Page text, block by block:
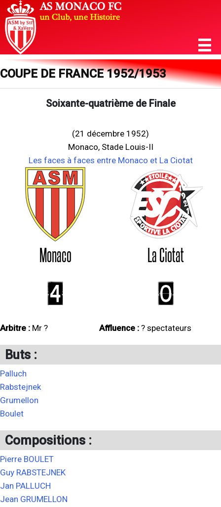
COUPE DE FRANCE 1952/1953
Soixante-quatrième de Finale
(21 décembre 1952)
Monaco, Stade Louis-II
Les faces à faces entre Monaco et La Ciotat
Monaco La Ciotat
4 0
Arbitre : Mr ? Affluence : ? spectateurs
Buts :
Palluch
Rabstejnek
Grumellon
Boulet
Compositions :
Pierre BOULET
Guy RABSTEJNEK
Jan PALLUCH
Jean GRUMELLON